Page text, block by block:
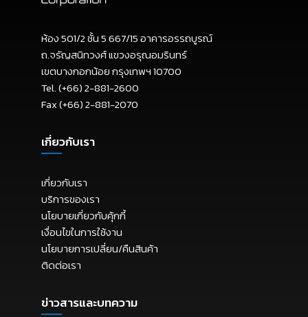
ห้อง 501/2 ชั้น 5 667/15 อาคารอรรถบูรณ์
ถ.จรัญสนิทวงศ์ แขวงอรุณอมรินทร์
เขตบางกอกน้อย กรุงเทพฯ 10700
Tel. (+66) 2-881-2600
Fax (+66) 2-881-2070
เกี่ยวกับเรา
เกี่ยวกับเรา
บริการของเรา
นโยบายเกี่ยวกับคุ้กกี้
เงื่อนไขในการใช้งาน
นโยบายการเปลี่ยน/คืนสินค้า
ติดต่อเรา
ข่าวสารและบทความ